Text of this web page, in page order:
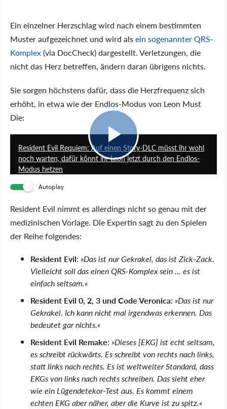
Ein einzelner Herzschlag wird nach einem bestimmten
Muster aufgezeichnet und wird alsein sogenannter QRS-
Komplex(via DocCheck) dargestellt. Verletzungen, die
nicht das Herz betreffen, ändern daran übrigens nichts.
Sie sorgen höchstens dafür, dass die Herzfrequenz sich
erhöht, in etwa wie der Endlos-Modus von Leon Must
Die:
Resident Evil Requiem: Auf einen Story-DLC müsst ihr wohl
noch warten, dafür könnt ihr Leon jetzt durch den Endlos-
Modus hetzen
Autoplay
Resident Evil nimmt es allerdings nicht so genau mit der
medizinischen Vorlage. Die Expertin sagt zu den Spielen
der Reihe folgendes:
Resident Evil: »Das ist nur Gekrakel, das ist Zick-Zack.
Vielleicht soll das einen QRS-Komplex sein ... es ist
einfach seltsam.«
Resident Evil 0, 2, 3 und Code Veronica: »Das ist nur
Gekrakel. Ich kann nicht mal irgendwas erkennen. Das
bedeutet gar nichts.«
Resident Evil Remake: »Dieses [EKG] ist echt seltsam,
es schreibt rückwärts. Es schreibt von rechts nach links,
statt links nach rechts. Es ist weltweiter Standard, dass
EKGs von links nach rechts schreiben. Das sieht eher
wie ein Lügendetekor-Test aus. Es kommt einem
echten EKG aber näher, aber die Kurve ist zu spitz.«